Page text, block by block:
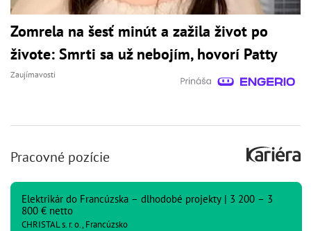
Zomrela na šesť minút a zažila život po
živote: Smrti sa už nebojím, hovorí Patty
Zaujímavosti
Pracovné pozície
Elektrikár do Francúzska – dlhodobé projekty | 3 200 – 3
800 € netto
CHRISTAL s. r. o., Francúzsko